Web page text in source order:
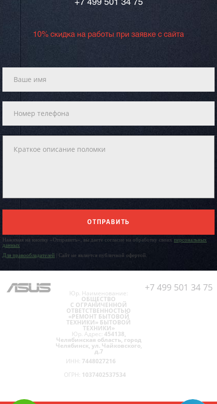
+7 499 501 34 75
10% скидка на работы при заявке с сайта
ОТПРАВИТЬ
Нажимая на кнопку «Отправить», вы даете согласие на обработку своих персональных
данных
Для правообладателей | Сайт не является публичной офертой.
+7 499 501 34 75
Юр. Наименование:
ОБЩЕСТВО
С ОГРАНИЧЕННОЙ
ОТВЕТСТВЕННОСТЬЮ
«РЕМОНТ БЫТОВОЙ
ТЕХНИКИ» БЫТОВОЙ
ТЕХНИКИ»
Юр. Адрес: 454138,
Челябинская область, город
Челябинск, ул. Чайковского,
д.7
ИНН: 7448027216
ОГРН: 1037402537534